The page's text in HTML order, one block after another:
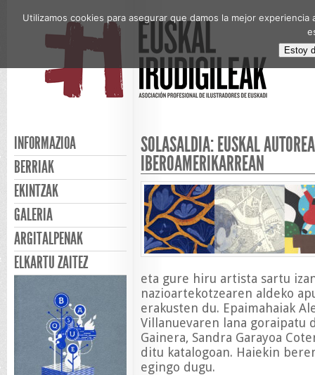
INFORMAZIOA
BERRIAK
EKINTZAK
GALERIA
ARGITALPENAK
ELKARTU ZAITEZ
SOLASALDIA: EUSKAL
IBEROAMERIKARREAN
eta gure hiru artista sartu
nazioartekotzearen aldeko
erakusten du. Epaimahaiak
Villanuevaren lana goraipatu
Gainera, Sandra Garayoa
ditu katalogoan. Haiekin
egingo dugu.
Utilizamos cookies para asegurar que damos la mejor
Estoy